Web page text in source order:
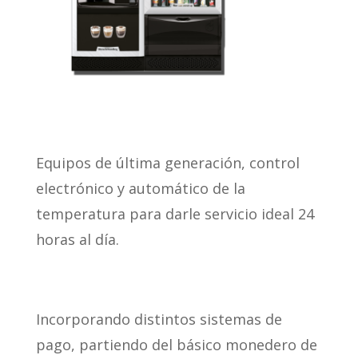
Equipos de última generación, control
electrónico y automático de la
temperatura para darle servicio ideal 24
horas al día.
Incorporando distintos sistemas de
pago, partiendo del básico monedero de